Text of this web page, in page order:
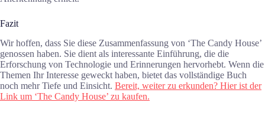
Fazit
Wir hoffen, dass Sie diese Zusammenfassung von ‘The Candy House’
genossen haben. Sie dient als interessante Einführung, die die
Erforschung von Technologie und Erinnerungen hervorhebt. Wenn die
Themen Ihr Interesse geweckt haben, bietet das vollständige Buch
noch mehr Tiefe und Einsicht. Bereit, weiter zu erkunden? Hier ist der
Link um ‘The Candy House’ zu kaufen.